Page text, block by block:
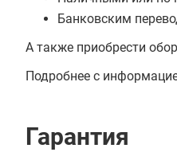
Банковским
А также приобрести
Подробнее с
Гарантия